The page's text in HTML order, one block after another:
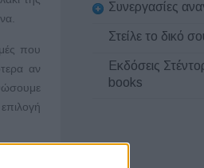
που
αν
μας
Συνεργασίες
Στείλε το δικό
Εκδόσεις
books